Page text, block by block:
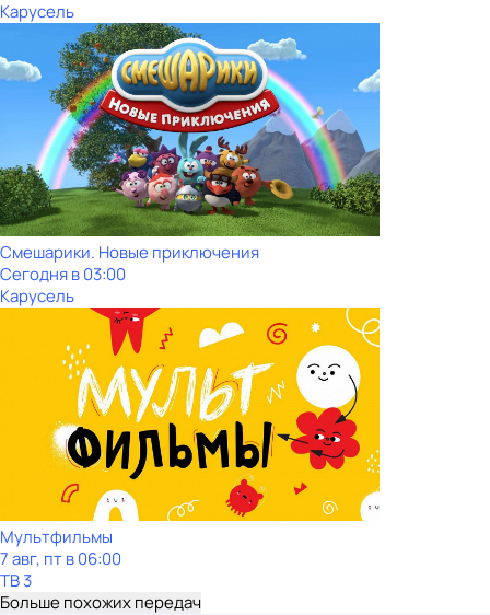
Карусель
Смешарики. Новые приключения
Сегодня в 03:00
Карусель
Мультфильмы
7 авг, пт в 06:00
ТВ 3
Больше похожих передач